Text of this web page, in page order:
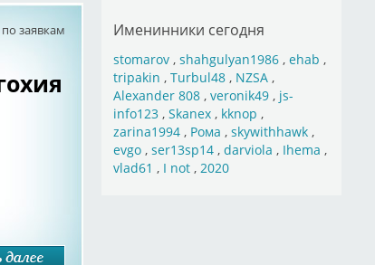
заявкам Именинники сегодня
stomarov, shahgulyan1986, ehab ,
tripakin , Turbul48, NZSA,
Alexander 808, veronik49, js-
info123, Skanex, kknop ,
zarina1994, Рома , skywithhawk,
evgo, ser13sp14, darviola , Ihema ,
vlad61 , I not, 2020